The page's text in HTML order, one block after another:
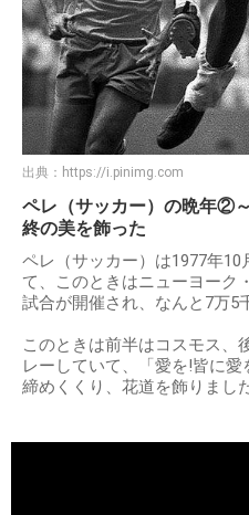
出典： https://i.pinimg.com
ペレ（サッカー）の晩年②
終の美を飾った
ペレ（サッカー）は1977年
て、このときはニューヨーク
試合が開催され、なんと7万5
このときは前半はコスモス、
レーしていて、「愛を!皆に
締めくくり、花道を飾りました